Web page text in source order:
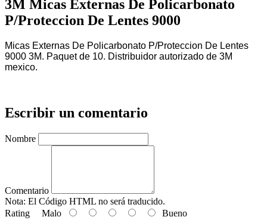
3M Micas Externas De Policarbonato
P/Proteccion De Lentes 9000
Micas Externas De Policarbonato P/Proteccion De Lentes
9000 3M. Paquet de 10. Distribuidor autorizado de 3M
mexico.
Escribir un comentario
Nombre
Comentario
Nota: El Código HTML no será traducido.
Rating Malo
Bueno